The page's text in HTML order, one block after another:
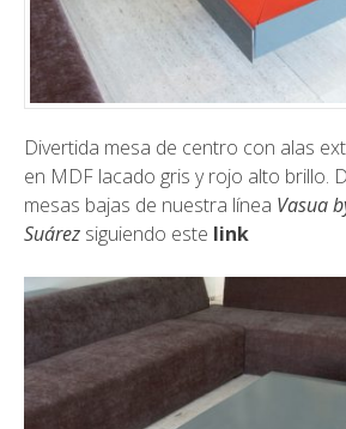
Divertida mesa de centro con alas
en MDF lacado gris y rojo alto brillo.
mesas bajas de nuestra línea Vasua
Suárez siguiendo este link